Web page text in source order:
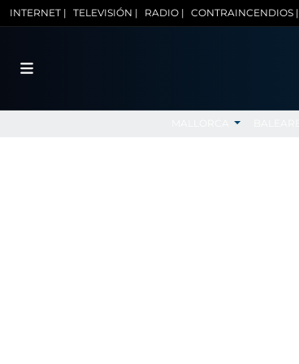
INTERNET | TELEVISIÓN | RADIO | CONTRAINCENDIOS |